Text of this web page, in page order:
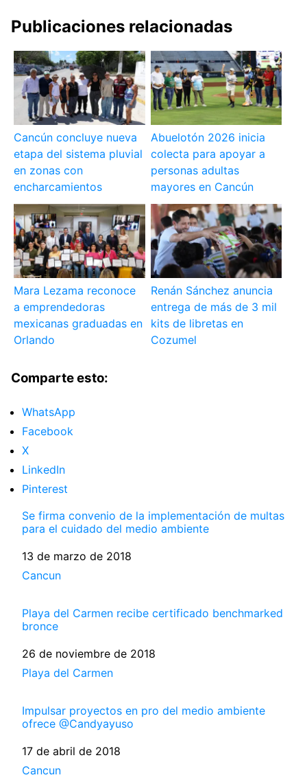
Publicaciones relacionadas
Cancún concluye nueva
etapa del sistema pluvial
en zonas con
encharcamientos
Abuelotón 2026 inicia
colecta para apoyar a
personas adultas
mayores en Cancún
Mara Lezama reconoce
a emprendedoras
mexicanas graduadas en
Orlando
Renán Sánchez anuncia
entrega de más de 3 mil
kits de libretas en
Cozumel
Comparte esto:
WhatsApp
Facebook
X
LinkedIn
Pinterest
Se firma convenio de la implementación de multas
para el cuidado del medio ambiente
Fecha
13 de marzo de 2018
Respecto a
Cancun
Playa del Carmen recibe certificado benchmarked
bronce
Fecha
26 de noviembre de 2018
Respecto a
Playa del Carmen
Impulsar proyectos en pro del medio ambiente
ofrece @Candyayuso
Fecha
17 de abril de 2018
Respecto a
Cancun